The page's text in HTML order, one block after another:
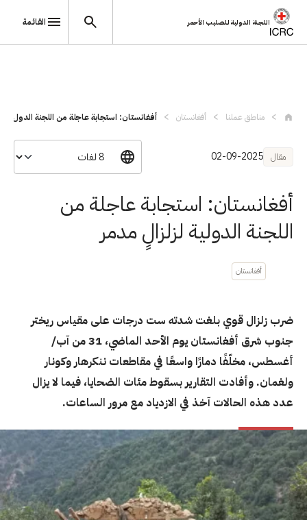
اللجنة الدولية للصليب الأحمر القائمة
مناطق عملنا أفغانستان أفغانستان: استجابة عاجلة من اللجنة الدول...
مقال 02-09-2025
أفغانستان: استجابة عاجلة من
اللجنة الدولية لزلزالٍ مدمر
أفغانستان
ضرب زلزال قوي بلغت شدته ست درجات على مقياس ريختر
جنوب شرق أفغانستان يوم الأحد الماضي، 31 من آب/
أغسطس، مخلّفًا دمارًا واسعًا في مقاطعات ننكرهار وكونار
ولغمان. وأفادت التقارير بسقوط مئات الضحايا، فيما لا يزال
عدد هذه الحالات آخذ في الازدياد مع مرور الساعات.